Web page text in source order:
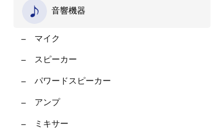
音響機器
マイク
スピーカー
パワードスピーカー
アンプ
ミキサー